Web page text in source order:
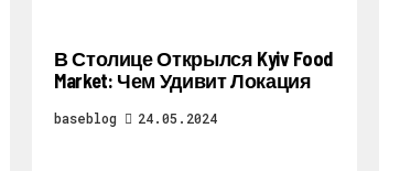
В Столице Открылся Kyiv Food
Market: Чем Удивит Локация
baseblog 24.05.2024